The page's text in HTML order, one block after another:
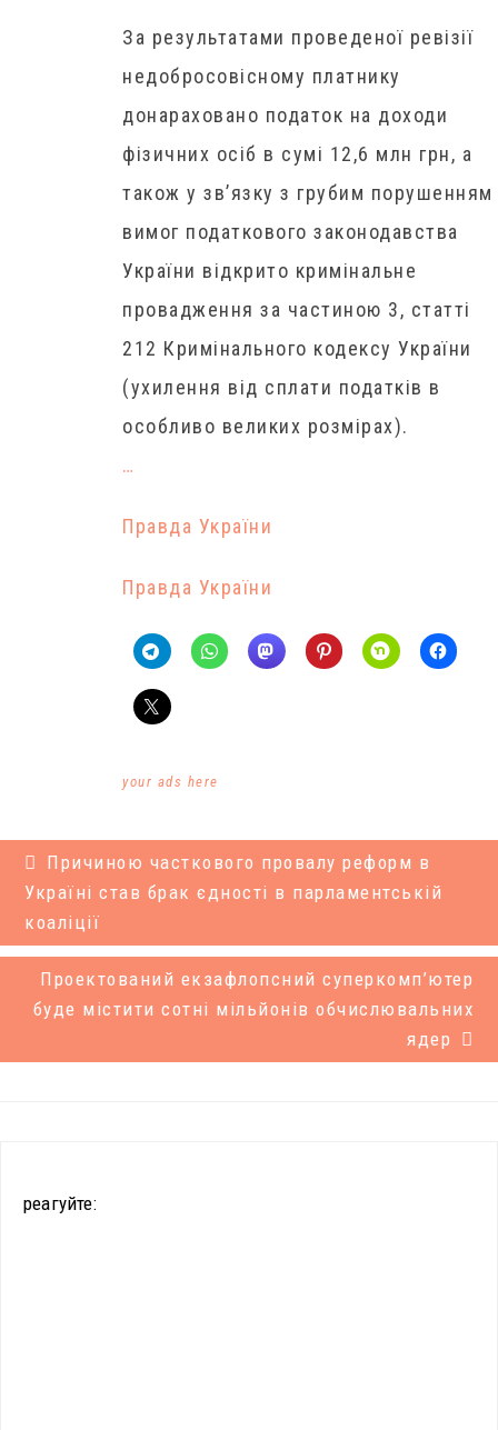
За результатами проведеної ревізії
недобросовісному платнику
донараховано податок на доходи
фізичних осіб в сумі 12,6 млн грн, а
також у зв’язку з грубим порушенням
вимог податкового законодавства
України відкрито кримінальне
провадження за частиною 3, статті
212 Кримінального кодексу України
(ухилення від сплати податків в
особливо великих розмірах).
…
Правда України
Правда України
your ads here
Причиною часткового провалу реформ в
Україні став брак єдності в парламентській
коаліції
Проектований екзафлопсний суперкомп’ютер
буде містити сотні мільйонів обчислювальних
ядер
реагуйте: